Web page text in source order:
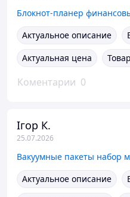
Актуальное описание
Актуальная цена
Коментарии 0
Ігор К.
25.07.2026
Актуальное описание